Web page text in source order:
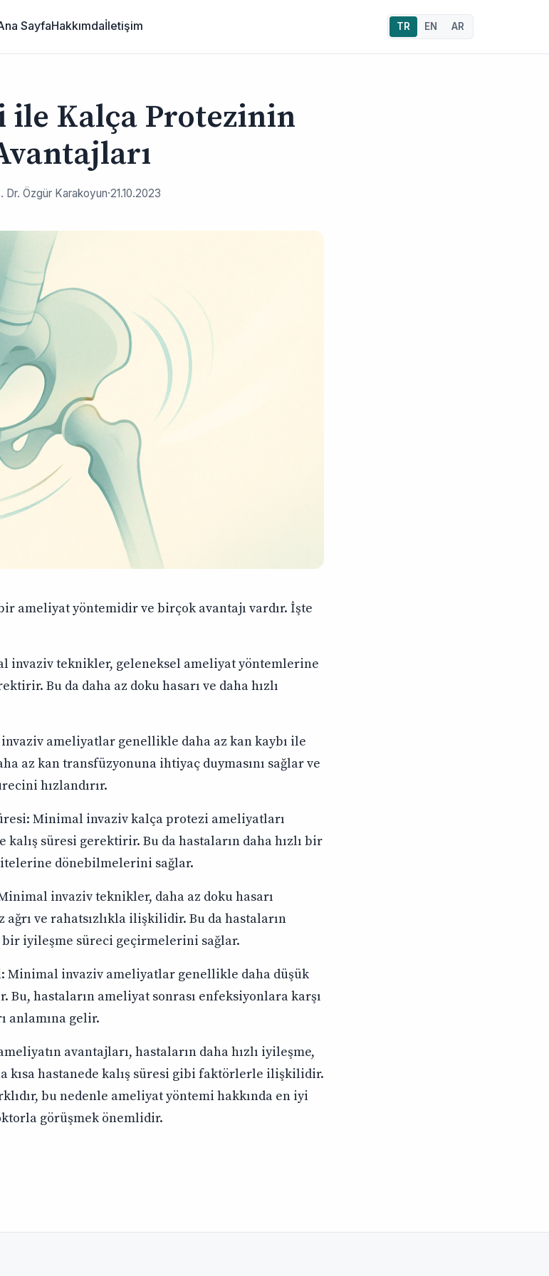
SayfaHakkımdaİletişim TR EN AR
ile Kalça Protezinin
Dr. Özgür Karakoyun·21.10.2023
ameliyat yöntemidir ve birçok avantajı vardır. İşte
invaziv teknikler, geleneksel ameliyat yöntemlerine
Bu da daha az doku hasarı ve daha hızlı
ameliyatlar genellikle daha az kan kaybı ile
az kan transfüzyonuna ihtiyaç duymasını sağlar ve
hızlandırır.
Minimal invaziv kalça protezi ameliyatları
kalış süresi gerektirir. Bu da hastaların daha hızlı bir
dönebilmelerini sağlar.
invaziv teknikler, daha az doku hasarı
ve rahatsızlıkla ilişkilidir. Bu da hastaların
bir iyileşme süreci geçirmelerini sağlar.
Minimal invaziv ameliyatlar genellikle daha düşük
hastaların ameliyat sonrası enfeksiyonlara karşı
anlamına gelir.
avantajları, hastaların daha hızlı iyileşme,
kısa hastanede kalış süresi gibi faktörlerle ilişkilidir.
bu nedenle ameliyat yöntemi hakkında en iyi
görüşmek önemlidir.